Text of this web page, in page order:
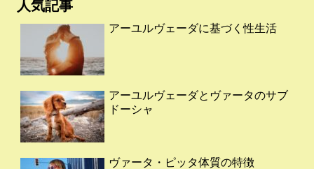
人気記事
アーユルヴェーダに基づく性生活
アーユルヴェーダとヴァータのサブ
ドーシャ
ヴァータ・ピッタ体質の特徴